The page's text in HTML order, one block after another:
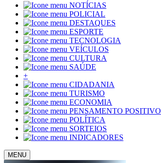
NOTÍCIAS
POLICIAL
DESTAQUES
ESPORTE
TECNOLOGIA
VEÍCULOS
CULTURA
SAÚDE
+
CIDADANIA
TURISMO
ECONOMIA
PENSAMENTO POSITIVO
POLÍTICA
SORTEIOS
INDICADORES
MENU